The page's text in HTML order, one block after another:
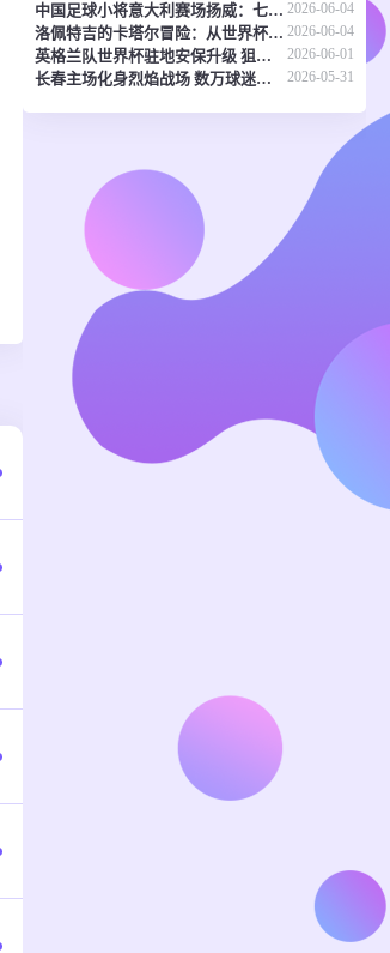
中国足球小将意大利赛场扬威：七连胜登顶，五球横扫北欧豪门！ 2026-06-04
洛佩特吉的卡塔尔冒险：从世界杯突围到直面豪强差距 2026-06-04
英格兰队世界杯驻地安保升级 狙击防线与无人机干扰枪严阵以待 2026-06-01
长春主场化身烈焰战场 数万球迷呐喊点燃东北德比 2026-05-31